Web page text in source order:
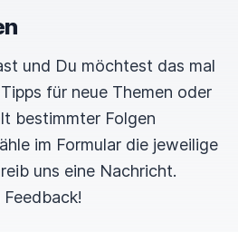
und Du möchtest das mal
für neue Themen oder
bestimmter Folgen
im Formular die jeweilige
uns eine Nachricht.